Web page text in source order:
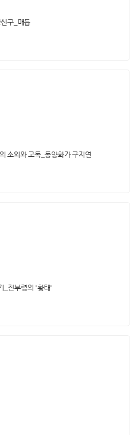
구_매듭
소외와 고독_동양화가 구지연
_진부령의 '황태'